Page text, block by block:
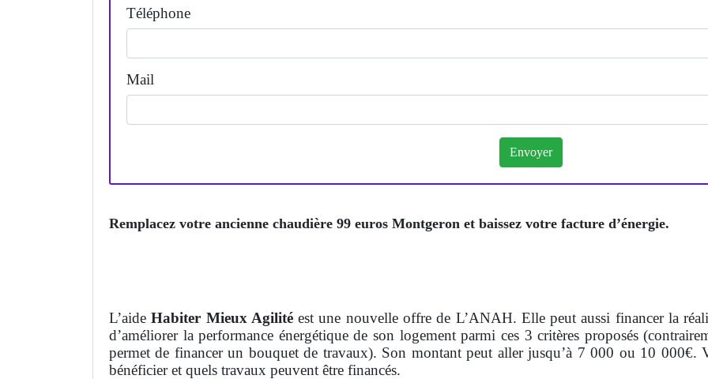
Téléphone
Mail
Remplacez votre ancienne chaudière 99 euros Montgeron et baissez votre facture d’énergie.
L’aideHabiter Mieux Agilitéest une nouvelle offre de L’ANAH. Elle peut aussi financer la
d’améliorer la performance énergétique de son logement parmi ces 3 critères proposés
permet de financer un bouquet de travaux). Son montant peut aller jusqu’à 7 000 ou 10 000€.
bénéficier et quels travaux peuvent être financés.